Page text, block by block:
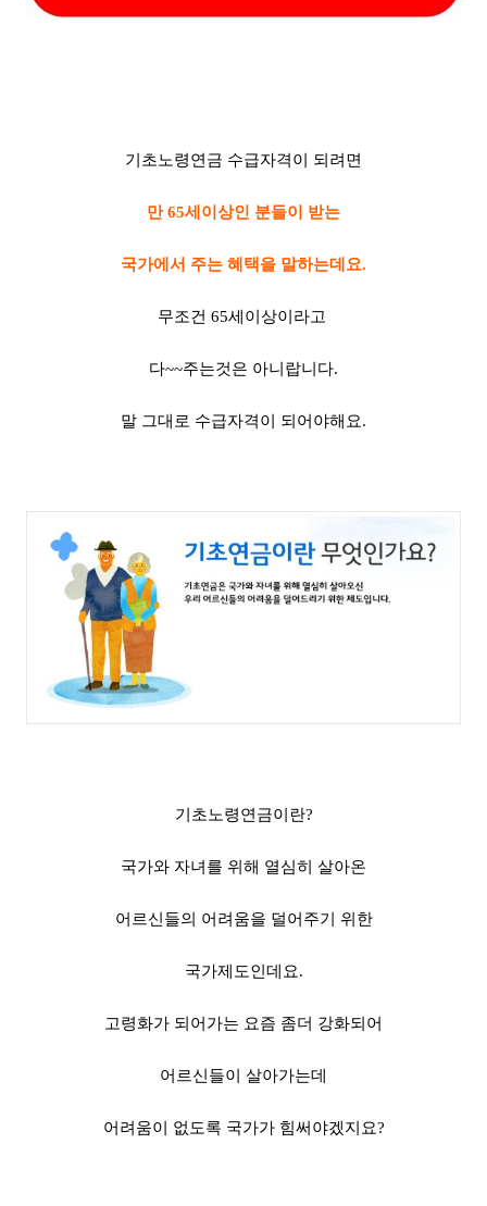
기초노령연금 수급자격이 되려면
만 65세이상인 분들이 받는
국가에서 주는 혜택을 말하는데요.
무조건 65세이상이라고
다~~주는것은 아니랍니다.
말 그대로 수급자격이 되어야해요.
기초노령연금이란?
국가와 자녀를 위해 열심히 살아온
어르신들의 어려움을 덜어주기 위한
국가제도인데요.
고령화가 되어가는 요즘 좀더 강화되어
어르신들이 살아가는데
어려움이 없도록 국가가 힘써야겠지요?